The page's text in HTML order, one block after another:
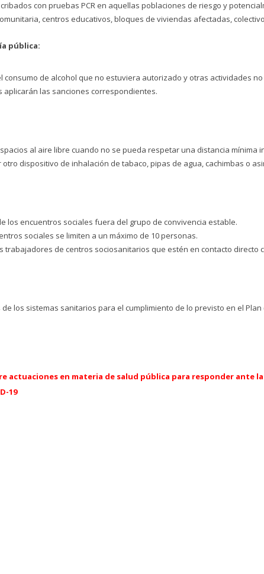
con pruebas PCR en aquellas poblaciones de riesgo y
centros educativos, bloques de viviendas afectadas,
pública:
de alcohol que no estuviera autorizado y otras actividades
las sanciones correspondientes.
al aire libre cuando no se pueda respetar una distancia mínima
dispositivo de inhalación de tabaco, pipas de agua, cachimbas o
los encuentros sociales fuera del grupo de convivencia estable.
sociales se limiten a un máximo de 10 personas.
trabajadores de centros sociosanitarios que estén en contacto directo
los sistemas sanitarios para el cumplimiento de lo previsto en el
actuaciones en materia de salud pública para responder ante
19